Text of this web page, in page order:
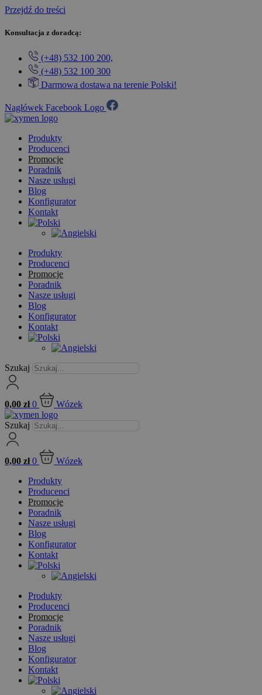
Przejdź do treści
Konsultacja z doradcą:
(+48) 532 100 200,
(+48) 532 100 300
Darmowa dostawa na terenie Polski!
Nagłówek Facebook Logo
Produkty
Producenci
Promocje
Poradnik
Nasze usługi
Blog
Konfigurator
Kontakt
Produkty
Producenci
Promocje
Poradnik
Nasze usługi
Blog
Konfigurator
Kontakt
Szukaj
0,00 zł 0 Wózek
Szukaj
0,00 zł 0
Wózek
Produkty
Producenci
Promocje
Poradnik
Nasze usługi
Blog
Konfigurator
Kontakt
Produkty
Producenci
Promocje
Poradnik
Nasze usługi
Blog
Konfigurator
Kontakt